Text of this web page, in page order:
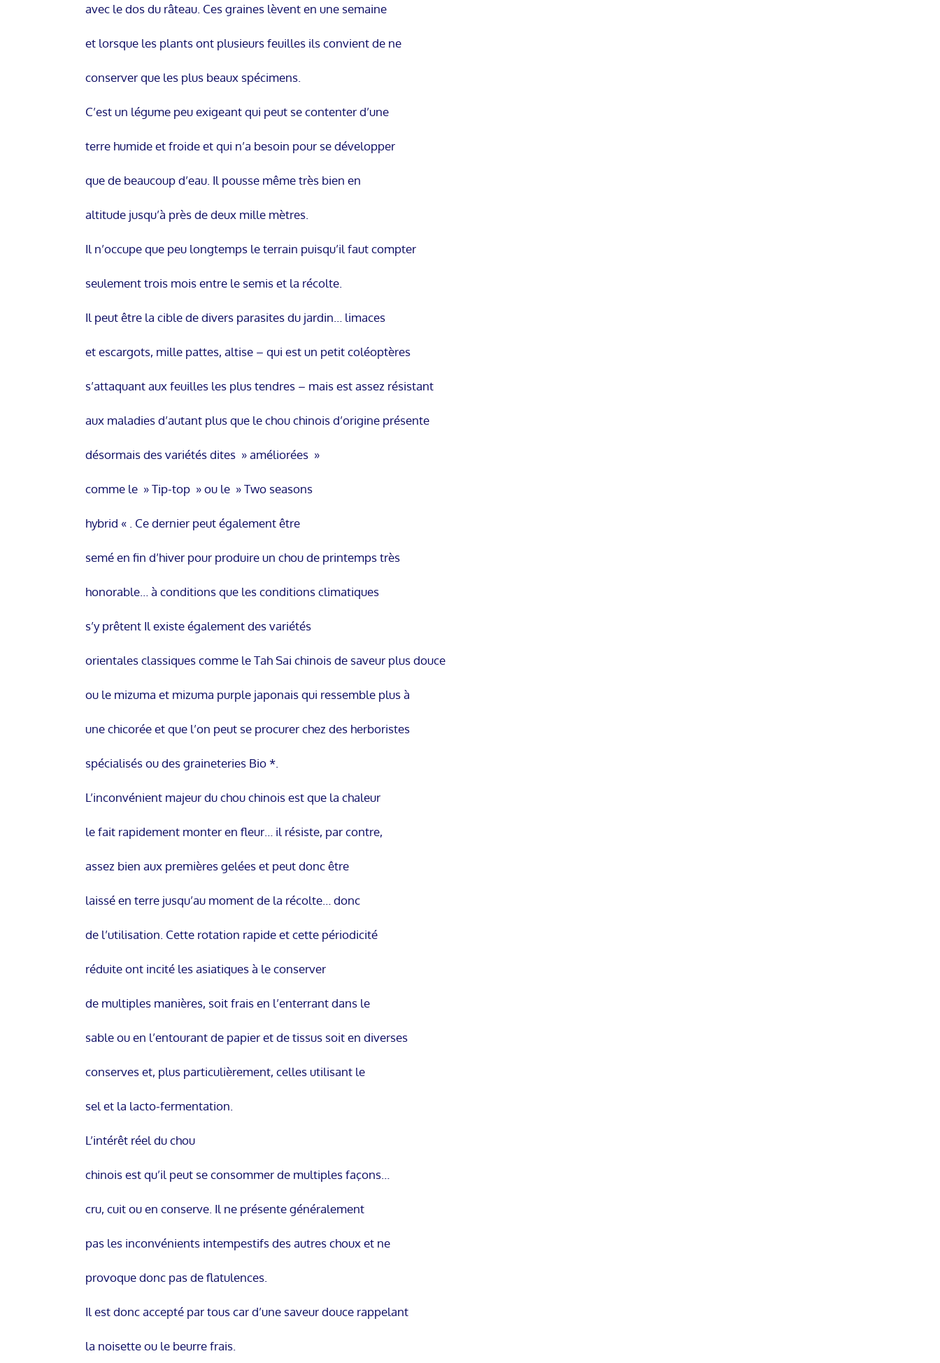
avec le dos du râteau. Ces graines lèvent en une semaine
et lorsque les plants ont plusieurs feuilles ils convient de ne
conserver que les plus beaux spécimens.
C’est un légume peu exigeant qui peut se contenter d’une
terre humide et froide et qui n’a besoin pour se développer
que de beaucoup d’eau. Il pousse même très bien en
altitude jusqu’à près de deux mille mètres.
Il n’occupe que peu longtemps le terrain puisqu’il faut compter
seulement trois mois entre le semis et la récolte.
Il peut être la cible de divers parasites du jardin… limaces
et escargots, mille pattes, altise – qui est un petit coléoptères
s’attaquant aux feuilles les plus tendres – mais est assez résistant
aux maladies d’autant plus que le chou chinois d’origine présente
désormais des variétés dites » améliorées »
comme le » Tip-top » ou le » Two seasons
hybrid « . Ce dernier peut également être
semé en fin d’hiver pour produire un chou de printemps très
honorable… à conditions que les conditions climatiques
s’y prêtent Il existe également des variétés
orientales classiques comme le Tah Sai chinois de saveur plus douce
ou le mizuma et mizuma purple japonais qui ressemble plus à
une chicorée et que l’on peut se procurer chez des herboristes
spécialisés ou des graineteries Bio *.
L’inconvénient majeur du chou chinois est que la chaleur
le fait rapidement monter en fleur… il résiste, par contre,
assez bien aux premières gelées et peut donc être
laissé en terre jusqu’au moment de la récolte… donc
de l’utilisation. Cette rotation rapide et cette périodicité
réduite ont incité les asiatiques à le conserver
de multiples manières, soit frais en l’enterrant dans le
sable ou en l’entourant de papier et de tissus soit en diverses
conserves et, plus particulièrement, celles utilisant le
sel et la lacto-fermentation.
L’intérêt réel du chou
chinois est qu’il peut se consommer de multiples façons…
cru, cuit ou en conserve. Il ne présente généralement
pas les inconvénients intempestifs des autres choux et ne
provoque donc pas de flatulences.
Il est donc accepté par tous car d’une saveur douce rappelant
la noisette ou le beurre frais.